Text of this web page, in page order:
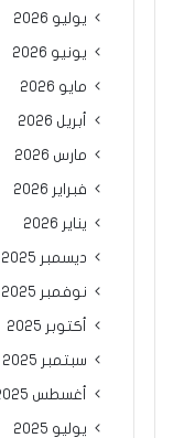
يوليو 2026
يونيو 2026
مايو 2026
أبريل 2026
مارس 2026
فبراير 2026
يناير 2026
ديسمبر 2025
نوفمبر 2025
أكتوبر 2025
سبتمبر 2025
أغسطس 2025
يوليو 2025